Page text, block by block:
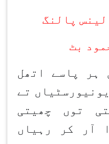
پالنگ
بٹ
ہر پاسے اتھل
تے
توں چھیتی
آر کر رہیاں